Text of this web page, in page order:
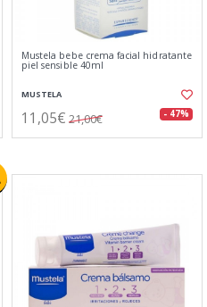
Mustela bebe crema facial hidratante
piel sensible 40ml
MUSTELA
11,05€ 21,00€ - 47%